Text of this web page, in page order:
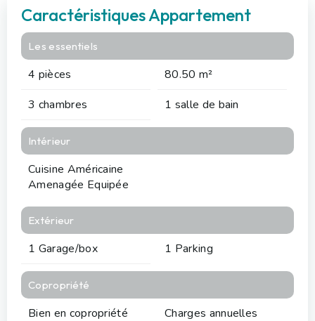
Caractéristiques Appartement
Les essentiels
4 pièces
80.50 m²
3 chambres
1 salle de bain
Intérieur
Cuisine Américaine
Amenagée Equipée
Extérieur
1 Garage/box 1 Parking
Copropriété
Bien en copropriété
Charges annuelles